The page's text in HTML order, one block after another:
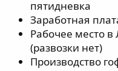
пятидневка
Заработная
Рабочее место в
(развозки нет)
Производство